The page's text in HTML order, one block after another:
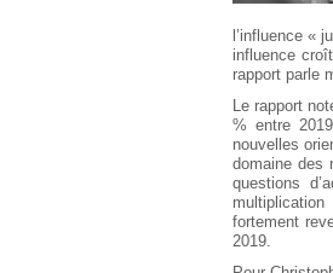
l’influence «
influence
rapport parle
Le rapport
% entre
nouvelles
domaine des
questions
fortement
2019.